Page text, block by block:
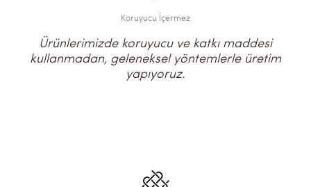
Koruyucu İçermez
Ürünlerimizde koruyucu ve katkı maddesi
kullanmadan, geleneksel yöntemlerle üretim
yapıyoruz.